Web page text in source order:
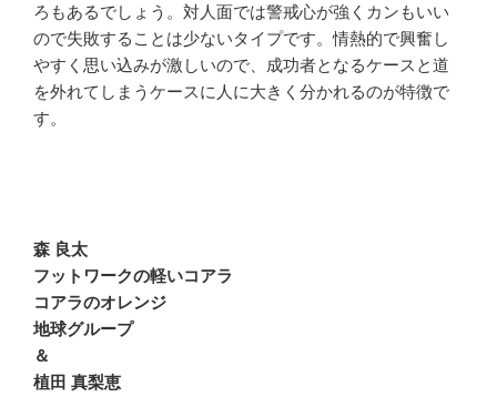
ろもあるでしょう。対人面では警戒心が強くカンもいい
ので失敗することは少ないタイプです。情熱的で興奮し
やすく思い込みが激しいので、成功者となるケースと道
を外れてしまうケースに人に大きく分かれるのが特徴で
す。
森 良太
フットワークの軽いコアラ
コアラのオレンジ
地球グループ
＆
植田 真梨恵